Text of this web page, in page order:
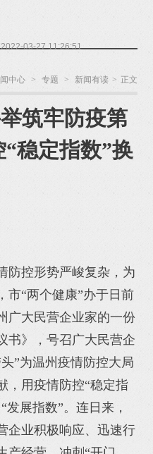
2022-03-27 11:26:51
中心 > 专题 > 新闻有读 > 正文
来源：温州网
监
制：阮周琳
责任编
辑：叶双莲
作者：张
湉
筑牢防疫第
稳定指数”换
防控形势严峻复杂，为
市“两个健康”办于日前
广大民营企业家的一份
书》，号召广大民营企
”为温州疫情防控大局
，用疫情防控“稳定指
发展指数”。连日来，
企业积极响应、迅速行